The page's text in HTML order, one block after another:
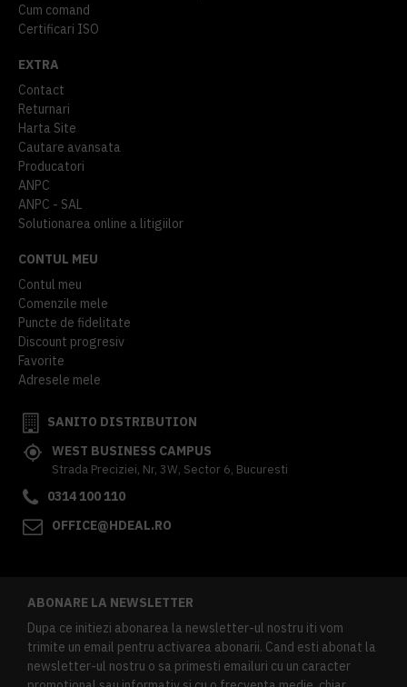
Cum comand
Certificari ISO
EXTRA
Contact
Returnari
Harta Site
Cautare avansata
Producatori
ANPC
ANPC - SAL
Solutionarea online a litigiilor
CONTUL MEU
Contul meu
Comenzile mele
Puncte de fidelitate
Discount progresiv
Favorite
Adresele mele
SANITO DISTRIBUTION
WEST BUSINESS CAMPUS
Strada Preciziei, Nr, 3W, Sector 6, Bucuresti
0314 100 110
OFFICE@HDEAL.RO
ABONARE LA NEWSLETTER
Dupa ce initiezi abonarea la newsletter-ul nostru iti vom
trimite un email pentru activarea abonarii. Cand esti abonat la
newsletter-ul nostru o sa primesti emailuri cu un caracter